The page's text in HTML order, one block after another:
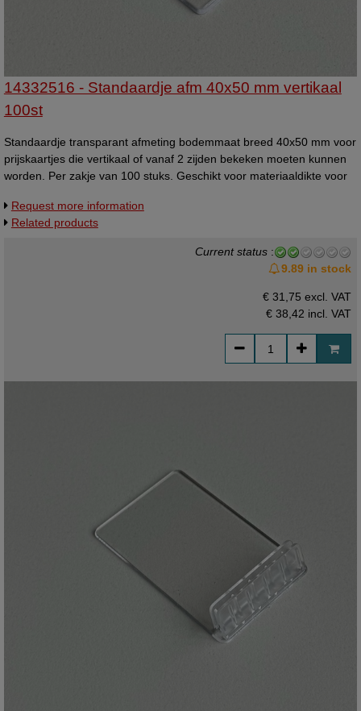
14332516 - Standaardje afm 40x50 mm vertikaal
100st
Standaardje transparant afmeting bodemmaat breed 40x50 mm voor
prijskaartjes die vertikaal of vanaf 2 zijden bekeken moeten kunnen
worden. Per zakje van 100 stuks. Geschikt voor materiaaldikte voor
Universeelstandaardje, kaarthoudertje.
Request more information
Related products
Current status :
9.89 in stock
€ 31,75 excl. VAT
€ 38,42 incl. VAT